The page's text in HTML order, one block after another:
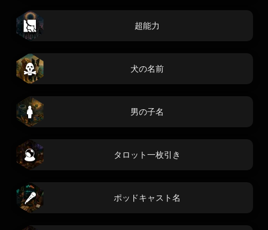
超能力
犬の名前
男の子名
タロット一枚引き
ポッドキャスト名